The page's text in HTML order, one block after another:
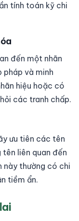
tính toán kỹ chi
đến một nhãn
pháp và minh
hiệu hoặc có
các tranh chấp.
ưu tiên các tên
liên quan đến
này thường có chi
tiềm ẩn.